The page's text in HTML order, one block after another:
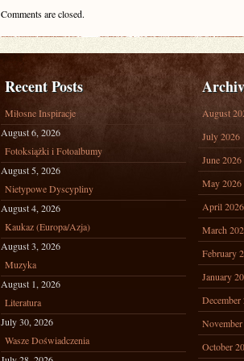
Comments are closed.
Recent Posts
Miłosne Inspiracje
August 6, 2026
Fotoksiążki i Fotoalbumy
August 5, 2026
Nietypowe Dyscypliny
August 4, 2026
Kaukaz (Europa/Azja)
August 3, 2026
Muzyka
August 1, 2026
Literatura
July 30, 2026
Wasze Doświadczenia
August
July 2026
June 2026
May 2026
April 2026
March
February
January
December
October